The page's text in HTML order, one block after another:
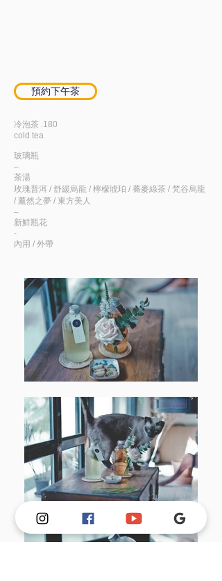
預約下午茶
冷泡茶 .180
cold tea
玻璃瓶
–
茶湯
玫瑰普洱 / 舒緩烏龍 / 檸檬琥珀 / 蕎麥綠茶 / 梵谷烏龍
/ 薰然之夢 / 東方美人
–
新鮮瓶花
-
​內用 / 外帶